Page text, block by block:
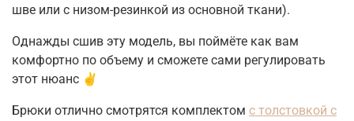
шве или с низом-резинкой из основной ткани).
Однажды сшив эту модель, вы поймёте как вам
комфортно по объему и сможете сами регулировать
этот нюанс ✌️
Брюки отлично смотрятся комплектом с толстовкой с